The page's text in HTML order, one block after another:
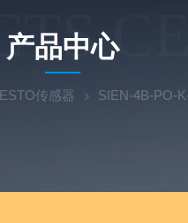
产品中心
传感器 SIEN-4B-PO-